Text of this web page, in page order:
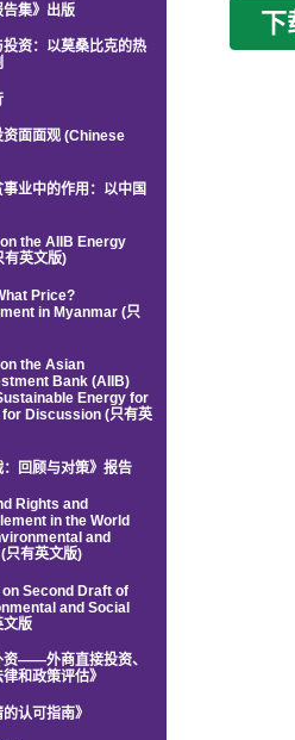
告集》出版
资：以莫桑比克的热
面面观 (Chinese
业中的作用：以中国
the AIIB Energy
英文版)
Price?
in Myanmar (只
the Asian
Bank (AIIB)
Energy for
Discussion (只有英
：回顾与对策》报告
Rights and
in the World
and
有英文版)
Second Draft of
and Social
文版
资——外商直接投资、
和政策评估》
认可指南》
下